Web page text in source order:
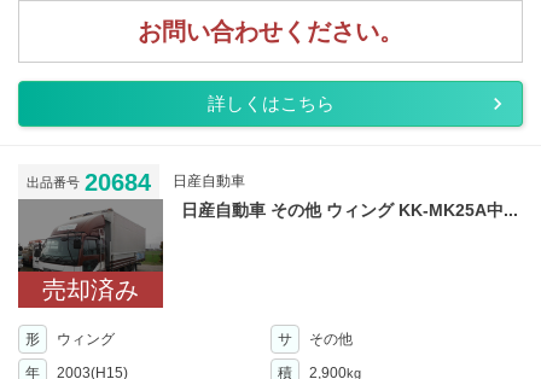
お問い合わせください。
詳しくはこちら
出品番号 20684 日産自動車
売却済み
日産自動車 その他 ウィング KK-MK25A中...
形 ウィング サ
その他
年
2003(H15) 積 2,900kg